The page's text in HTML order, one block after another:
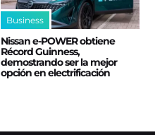
Business
Nissan e‑POWER obtiene
Récord Guinness,
demostrando ser la mejor
opción en electrificación